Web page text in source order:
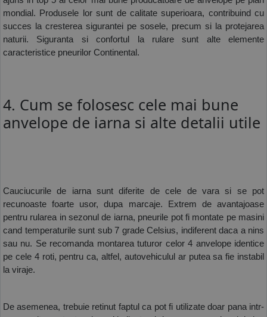
mondial. Produsele lor sunt de calitate superioara, contribuind cu
succes la cresterea sigurantei pe sosele, precum si la protejarea
naturii. Siguranta si confortul la rulare sunt alte elemente
caracteristice pneurilor Continental.
4. Cum se folosesc cele mai bune
anvelope de iarna si alte detalii utile
Cauciucurile de iarna sunt diferite de cele de vara si se pot
recunoaste foarte usor, dupa marcaje. Extrem de avantajoase
pentru rularea in sezonul de iarna, pneurile pot fi montate pe masini
cand temperaturile sunt sub 7 grade Celsius, indiferent daca a nins
sau nu. Se recomanda montarea tuturor celor 4 anvelope identice
pe cele 4 roti, pentru ca, altfel, autovehiculul ar putea sa fie instabil
la viraje.
De asemenea, trebuie retinut faptul ca pot fi utilizate doar pana intr-